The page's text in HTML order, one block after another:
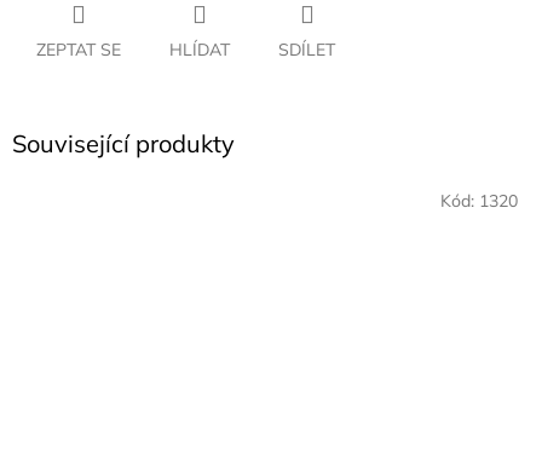
ZEPTAT SE HLÍDAT SDÍLET
Související produkty
Kód: 1320